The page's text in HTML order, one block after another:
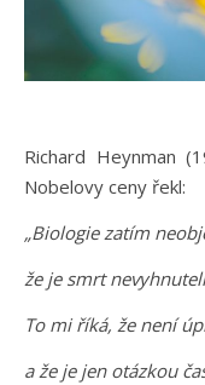
Richard Heynman
Nobelovy ceny řekl:
„Biologie zatím
že je smrt
To mi říká, že není
a že je jen otázkou